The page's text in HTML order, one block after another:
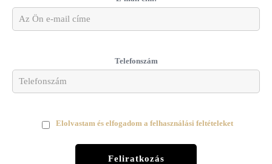
Telefonszám
Elolvastam és elfogadom a felhasználási feltételeket